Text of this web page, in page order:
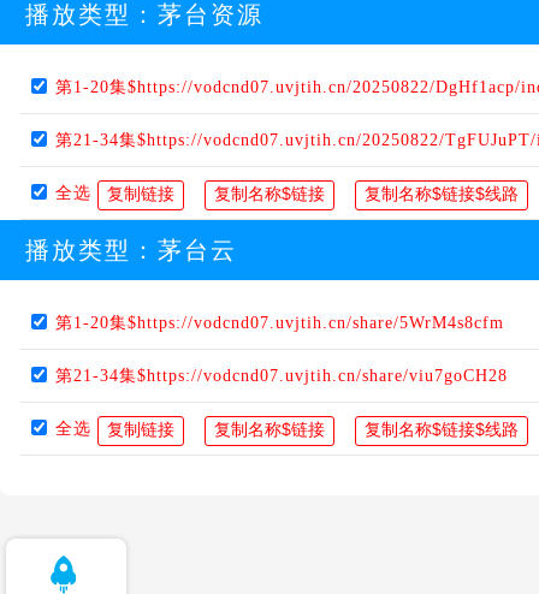
播放类型： 茅台资源
第1-20集$https://vodcnd07.uvjtih.cn/20250822/DgHf1acp/
第21-34集$https://vodcnd07.uvjtih.cn/20250822/
全选
播放类型： 茅台云
第1-20集$https://vodcnd07.uvjtih.cn/share/5WrM4s8cfm
第21-34集$https://vodcnd07.uvjtih.cn/share/viu7goCH28
全选